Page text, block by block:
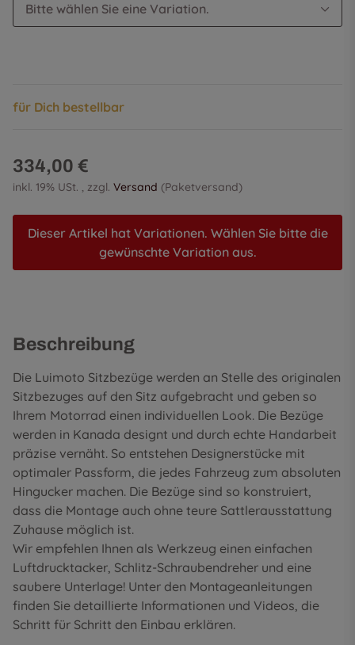
Bitte wählen Sie eine Variation.
für Dich bestellbar
334,00 €
inkl. 19% USt. , zzgl. Versand (Paketversand)
Dieser Artikel hat Variationen. Wählen Sie bitte die
gewünschte Variation aus.
Beschreibung
Die Luimoto Sitzbezüge werden an Stelle des originalen
Sitzbezuges auf den Sitz aufgebracht und geben so
Ihrem Motorrad einen individuellen Look. Die Bezüge
werden in Kanada designt und durch echte Handarbeit
präzise vernäht. So entstehen Designerstücke mit
optimaler Passform, die jedes Fahrzeug zum absoluten
Hingucker machen. Die Bezüge sind so konstruiert,
dass die Montage auch ohne teure Sattlerausstattung
Zuhause möglich ist.
Wir empfehlen Ihnen als Werkzeug einen einfachen
Luftdrucktacker, Schlitz-Schraubendreher und eine
saubere Unterlage! Unter den Montageanleitungen
finden Sie detaillierte Informationen und Videos, die
Schritt für Schritt den Einbau erklären.